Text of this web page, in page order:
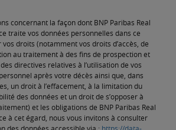
concernant la façon dont BNP Paribas Real
traite vos données personnelles dans ce
droits (notamment vos droits d’accès, de
au traitement à des fins de prospection et
directives relatives à l’utilisation de vos
après votre décès ainsi que, dans
un droit à l’effacement, à la limitation du
des données et un droit de s’opposer à
et les obligations de BNP Paribas Real
à cet égard, nous vous invitons à consulter